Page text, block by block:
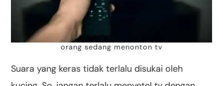
orang sedang menonton tv
Suara yang keras tidak terlalu disukai oleh